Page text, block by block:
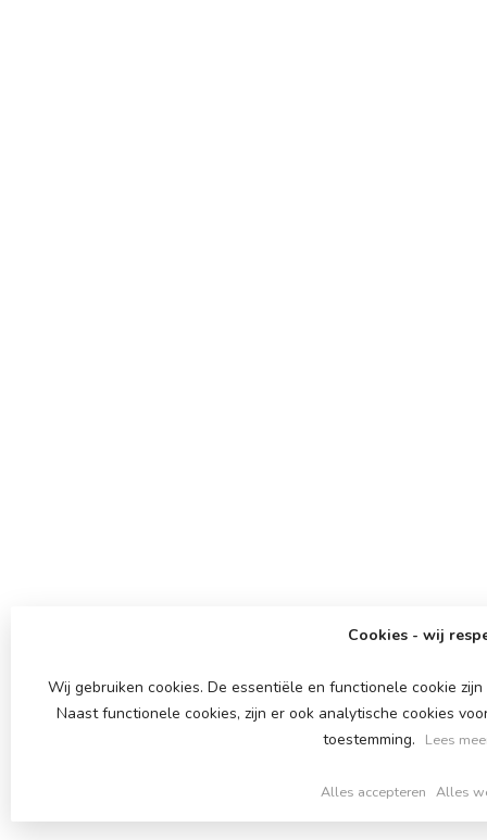
Cookies - wij
Wij gebruiken cookies. De essentiële en functionele cookie
Naast functionele cookies, zijn er ook analytische cookies
toestemming.
Lees
Alles accepteren Alles